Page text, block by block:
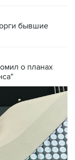
бывшие
о планах